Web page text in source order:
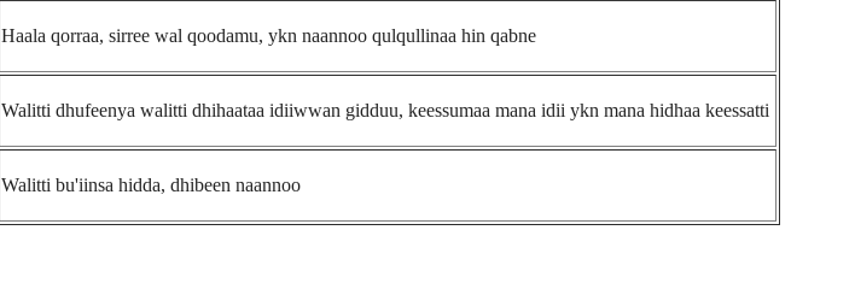
Haala qorraa, sirree wal qoodamu, ykn naannoo qulqullinaa hin qabne
Walitti dhufeenya walitti dhihaataa idiiwwan gidduu, keessumaa mana idii ykn mana hidhaa keessatti
Walitti bu'iinsa hidda, dhibeen naannoo